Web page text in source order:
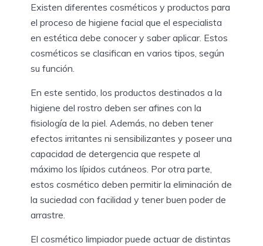
Existen diferentes cosméticos y productos para
el proceso de higiene facial que el especialista
en estética debe conocer y saber aplicar. Estos
cosméticos se clasifican en varios tipos, según
su función.
En este sentido, los productos destinados a la
higiene del rostro deben ser afines con la
fisiología de la piel. Además, no deben tener
efectos irritantes ni sensibilizantes y poseer una
capacidad de detergencia que respete al
máximo los lípidos cutáneos. Por otra parte,
estos cosmético deben permitir la eliminación de
la suciedad con facilidad y tener buen poder de
arrastre.
El cosmético limpiador puede actuar de distintas